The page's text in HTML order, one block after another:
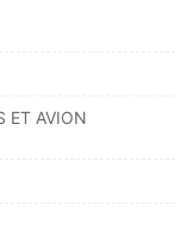
ET AVION